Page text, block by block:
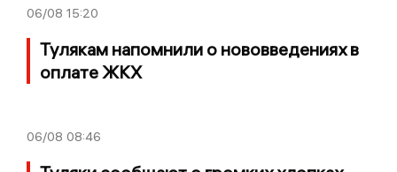
06/08 15:20
Тулякам напомнили о нововведениях в
оплате ЖКХ
06/08 08:46